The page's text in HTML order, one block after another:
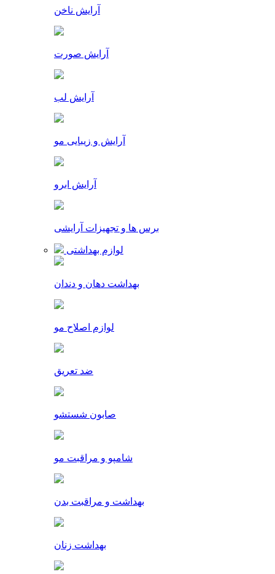
آرایش ناخن
آرایش صورت
آرایش لب
آرایش و زیبایی مو
آرایش ابرو
برس ها و تجهیزات آرایشی
لوازم بهداشتی
بهداشت دهان و دندان
لوازم اصلاح مو
ضد تعریق
صابون شستشو
شامپو و مراقبت مو
بهداشت و مراقبت بدن
بهداشت زنان